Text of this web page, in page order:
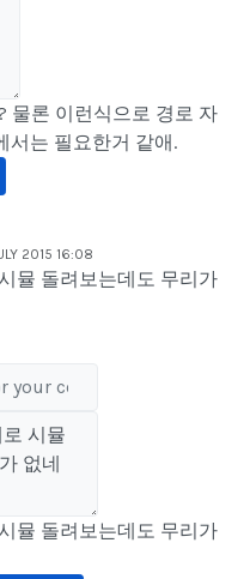
물론 이런식으로 경로 자
서는 필요한거 같애.
2015 16:08
뮬 돌려보는데도 무리가
뮬 돌려보는데도 무리가